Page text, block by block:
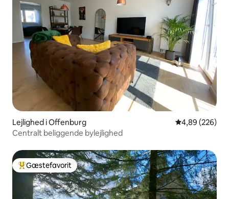
Lejlighed i Offenburg 4,89 ud af 5 i
4,89 (226)
Centralt beliggende bylejlighed
Bedste gæstefavorit
Gæstefavorit